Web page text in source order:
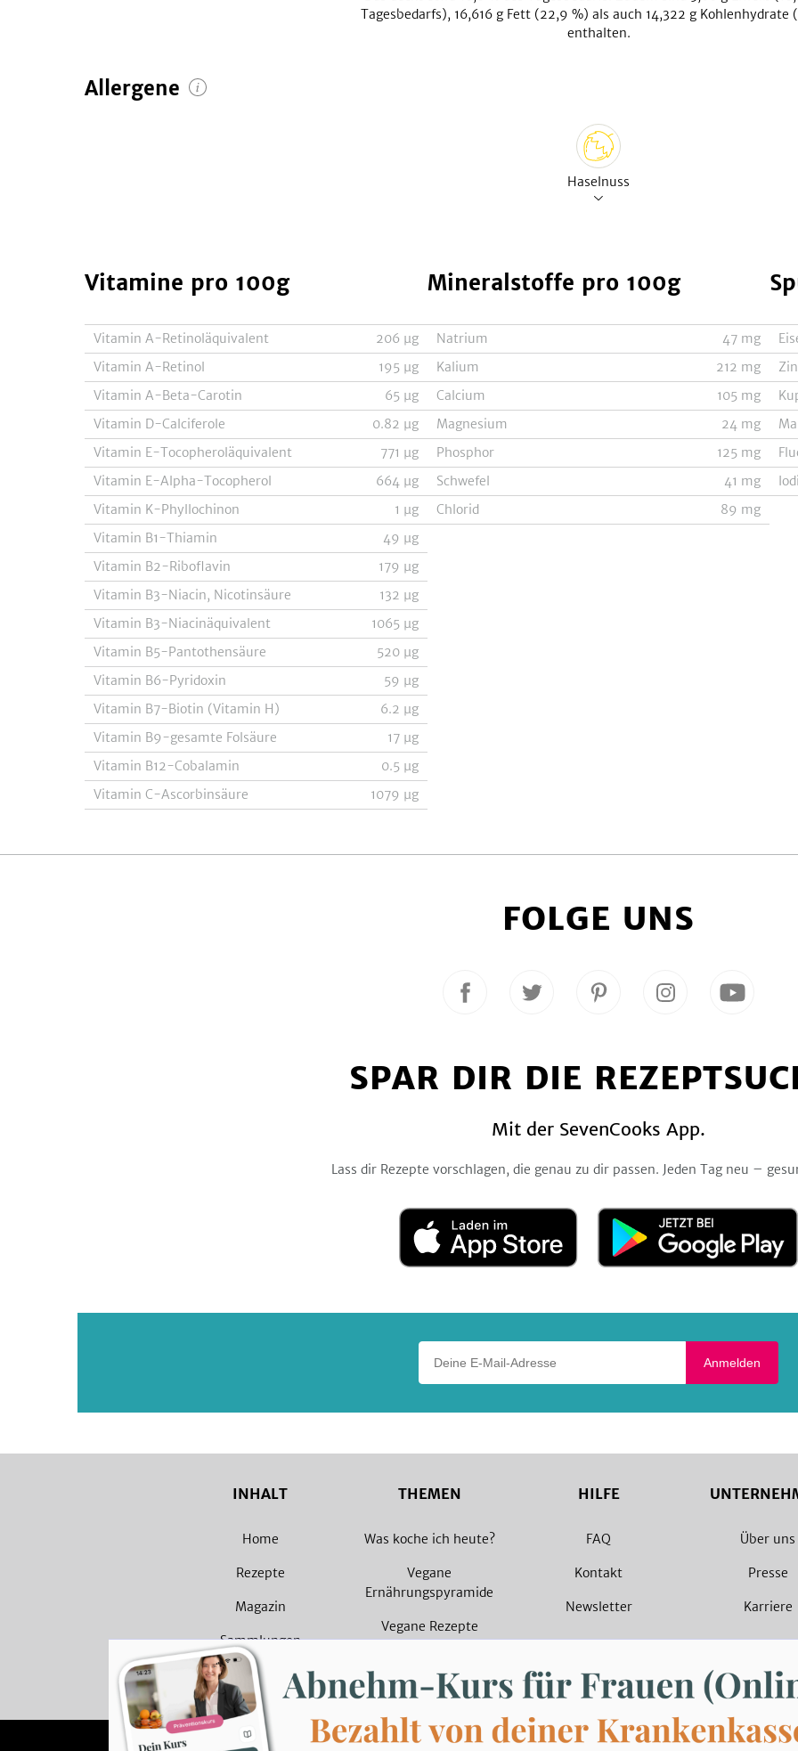
Tagesbedarfs), 16,616 g Fett (22,9 %) als auch 14,322 g Kohlenhydrate (
enthalten.
Allergene
Haselnuss
Vitamine pro 100g
Vitamin A-Retinoläquivalent 206 µg
Vitamin A-Retinol
195 µg
Vitamin A-Beta-Carotin
65 µg
Vitamin D-Calciferole
0.82 µg
Vitamin E-Tocopheroläquivalent
771 µg
Vitamin E-Alpha-Tocopherol
664 µg
Vitamin K-Phyllochinon
1 µg
Vitamin B1-Thiamin
49 µg
Vitamin B2-Riboflavin
179 µg
Vitamin B3-Niacin, Nicotinsäure
132 µg
Vitamin B3-Niacinäquivalent
1065 µg
Vitamin B5-Pantothensäure
520 µg
Vitamin B6-Pyridoxin
59 µg
Vitamin B7-Biotin (Vitamin H)
6.2 µg
Vitamin B9-gesamte Folsäure
17 µg
Vitamin B12-Cobalamin
0.5 µg
Vitamin C-Ascorbinsäure
1079 µg
Mineralstoffe pro 100g
Natrium 47 mg
Kalium
212 mg
Calcium
105 mg
Magnesium
24 mg
Phosphor
125 mg
Schwefel
41 mg
Chlorid
89 mg
FOLGE UNS
Folge
Facebook
Folge
Twitter
Folge
Pinterest
Folge
Instagram
Folge
YouTube
SPAR DIR DIE
Mit der SevenCooks App.
Lass dir Rezepte vorschlagen, die genau zu dir passen. Jeden Tag neu –
Laden
im
App
Jetzt
Google
Anmelden
INHALT
Home
Rezepte
Magazin
Sammlungen
THEMEN
Was koche ich heute?
Vegane
Ernährungspyramide
Vegane Rezepte
HILFE
FAQ
Kontakt
Newsletter
Über uns
Presse
Karriere
© 2026 SevenCooks